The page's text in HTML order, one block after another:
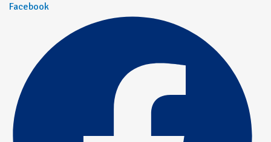
Facebook